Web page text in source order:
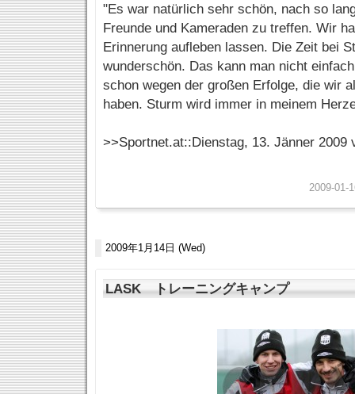
"Es war natürlich sehr schön, nach so
Freunde und Kameraden zu treffen. Wir
Erinnerung aufleben lassen. Die Zeit bei
wunderschön. Das kann man nicht
schon wegen der großen Erfolge, die wir
haben. Sturm wird immer in meinem
>>Sportnet.at::Dienstag, 13. Jänner 2009
2009-01-
2009年1月14日 (Wed)
LASK トレーニングキャンプ